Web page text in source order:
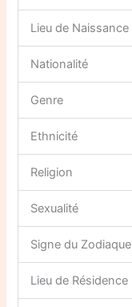
Lieu de Naissance
Nationalité
Genre
Ethnicité
Religion
Sexualité
Signe du Zodiaque
Lieu de Résidence